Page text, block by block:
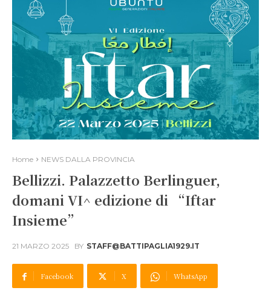
Home NEWS DALLA PROVINCIA
Bellizzi. Palazzetto Berlinguer,
domani VI^ edizione di “Iftar
Insieme”
21 MARZO 2025 BY STAFF@BATTIPAGLIA1929.IT
Facebook X WhatsApp